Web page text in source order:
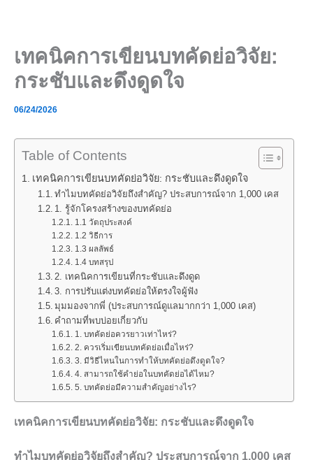
เทคนิคการเขียนบทคัดย่อวิจัย:
กระชับและดึงดูดใจ
06/24/2026
Table of Contents
เทคนิคการเขียนบทคัดย่อวิจัย: กระชับและดึงดูดใจ
ทำไมบทคัดย่อวิจัยถึงสำคัญ? ประสบการณ์จาก 1,000 เคส
1. รู้จักโครงสร้างของบทคัดย่อ
1.1 วัตถุประสงค์
1.2 วิธีการ
1.3 ผลลัพธ์
1.4 บทสรุป
2. เทคนิคการเขียนที่กระชับและดึงดูด
3. การปรับแต่งบทคัดย่อให้ตรงใจผู้ฟัง
มุมมองจากพี่ (ประสบการณ์ดูแลมากกว่า 1,000 เคส)
คำถามที่พบบ่อยเกี่ยวกับ
1. บทคัดย่อควรยาวเท่าไหร่?
2. ควรเริ่มเขียนบทคัดย่อเมื่อไหร่?
3. มีวิธีไหนในการทำให้บทคัดย่อดึงดูดใจ?
4. สามารถใช้คำย่อในบทคัดย่อได้ไหม?
5. บทคัดย่อมีความสำคัญอย่างไร?
เทคนิคการเขียนบทคัดย่อวิจัย: กระชับและดึงดูดใจ
ทำไมบทคัดย่อวิจัยถึงสำคัญ? ประสบการณ์จาก 1,000 เคส